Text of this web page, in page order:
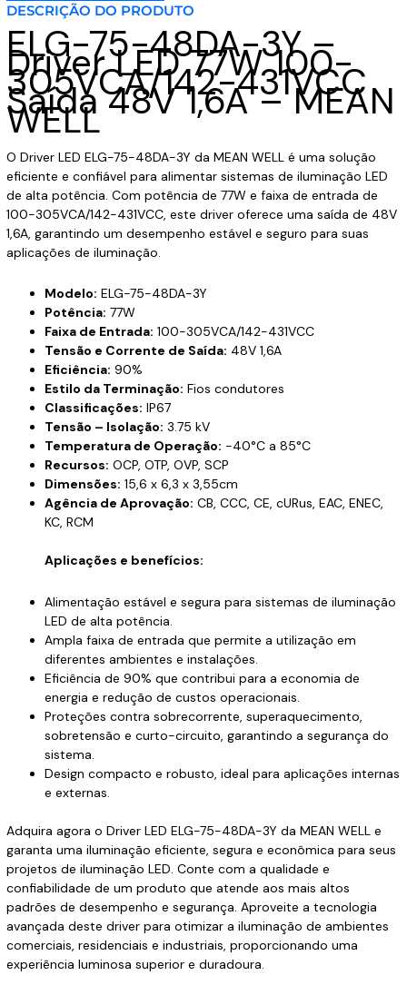
48V
1,6A
-
MEAN
WELL
quantidade
DESCRIÇÃO DO PRODUTO
ELG-75-48DA-3Y –
Driver LED 77W 100-
305VCA/142-431VCC
Saída 48V 1,6A – MEAN
WELL
O Driver LED ELG-75-48DA-3Y da MEAN WELL é uma solução
eficiente e confiável para alimentar sistemas de iluminação LED
de alta potência. Com potência de 77W e faixa de entrada de
100-305VCA/142-431VCC, este driver oferece uma saída de 48V
1,6A, garantindo um desempenho estável e seguro para suas
aplicações de iluminação.
Modelo: ELG-75-48DA-3Y
Potência: 77W
Faixa de Entrada: 100-305VCA/142-431VCC
Tensão e Corrente de Saída: 48V 1,6A
Eficiência: 90%
Estilo da Terminação: Fios condutores
Classificações: IP67
Tensão – Isolação: 3.75 kV
Temperatura de Operação: -40°C a 85°C
Recursos: OCP, OTP, OVP, SCP
Dimensões: 15,6 x 6,3 x 3,55cm
Agência de Aprovação: CB, CCC, CE, cURus, EAC, ENEC,
KC, RCM
Aplicações e benefícios:
Alimentação estável e segura para sistemas de iluminação
LED de alta potência.
Ampla faixa de entrada que permite a utilização em
diferentes ambientes e instalações.
Eficiência de 90% que contribui para a economia de
energia e redução de custos operacionais.
Proteções contra sobrecorrente, superaquecimento,
sobretensão e curto-circuito, garantindo a segurança do
sistema.
Design compacto e robusto, ideal para aplicações internas
e externas.
Adquira agora o Driver LED ELG-75-48DA-3Y da MEAN WELL e
garanta uma iluminação eficiente, segura e econômica para seus
projetos de iluminação LED. Conte com a qualidade e
confiabilidade de um produto que atende aos mais altos
padrões de desempenho e segurança. Aproveite a tecnologia
avançada deste driver para otimizar a iluminação de ambientes
comerciais, residenciais e industriais, proporcionando uma
experiência luminosa superior e duradoura.